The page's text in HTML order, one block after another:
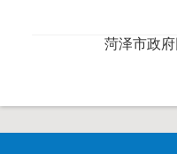
菏泽市政府